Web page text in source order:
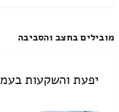
מובילים בחצב והסביבה
יפעת והשקעות